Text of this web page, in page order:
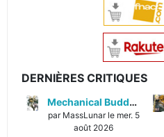
DERNIÈRES CRITIQUES
Mechanical Buddy Universe #1
par MassLunar le mer. 5
août 2026